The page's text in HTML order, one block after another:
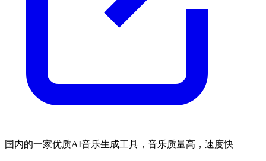
国内的一家优质AI音乐生成工具，音乐质量高，速度快